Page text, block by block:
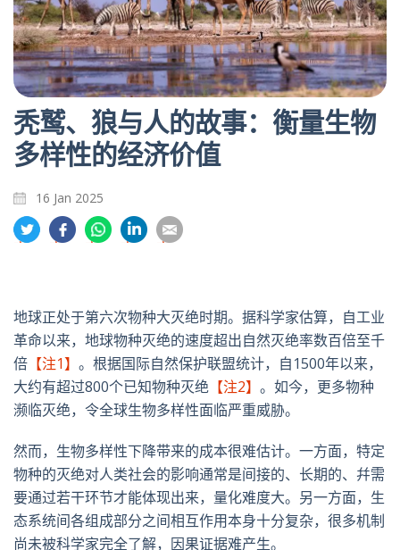
秃鹫、狼与人的故事：衡量生物
多样性的经济价值
16 Jan 2025
分
享
特
分
享
书
分
享
享
英
享
郵
地球正处于第六次物种大灭绝时期。据科学家估算，自工业
革命以来，地球物种灭绝的速度超出自然灭绝率数百倍至千
倍 【注1】 。根据国际自然保护联盟统计，自1500年以来，
大约有超过800个已知物种灭绝 【注2】 。如今，更多物种
濒临灭绝，令全球生物多样性面临严重威胁。
然而，生物多样性下降带来的成本很难估计。一方面，特定
物种的灭绝对人类社会的影响通常是间接的、长期的、幷需
要通过若干环节才能体现出来，量化难度大。另一方面，生
态系统间各组成部分之间相互作用本身十分复杂，很多机制
尚未被科学家完全了解，因果证据难产生。